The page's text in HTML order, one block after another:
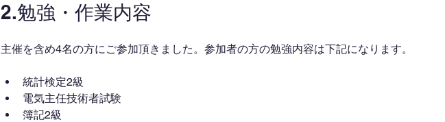
2.勉強・作業内容
主催を含め4名の方にご参加頂きました。参加者の方の勉強内容は下記になります。
統計検定2級
電気主任技術者試験
簿記2級